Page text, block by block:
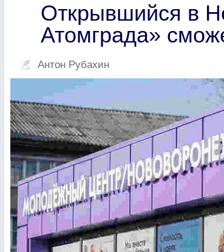
Открывшийся в
Атомграда»
Антон Рубахин